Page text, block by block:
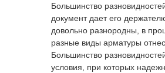
Большинство
документ дает его
довольно разнородны, в
разные виды арматуры
Большинство
условия, при которых